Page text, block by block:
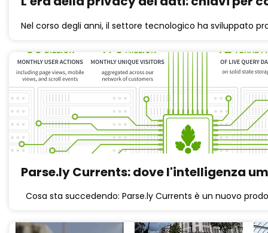
Nel corso degli anni, il settore tecnologico ha sviluppato
Parse.ly Currents: dove l'intelligenza
Cosa sta succedendo: Parse.ly Currents è un nuovo